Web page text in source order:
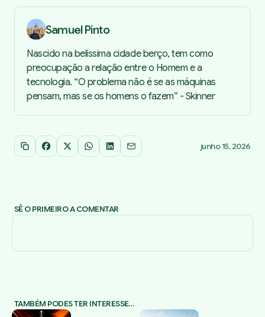
Samuel Pinto
Nascido na belíssima cidade berço, tem como
preocupação a relação entre o Homem e a
tecnologia. “O problema não é se as máquinas
pensam, mas se os homens o fazem” - Skinner
Copiar link
Facebook
X WhatsApp
LinkedInEmail junho 15, 2026
SÊ O PRIMEIRO A COMENTAR
TAMBÉM PODES TER INTERESSE…